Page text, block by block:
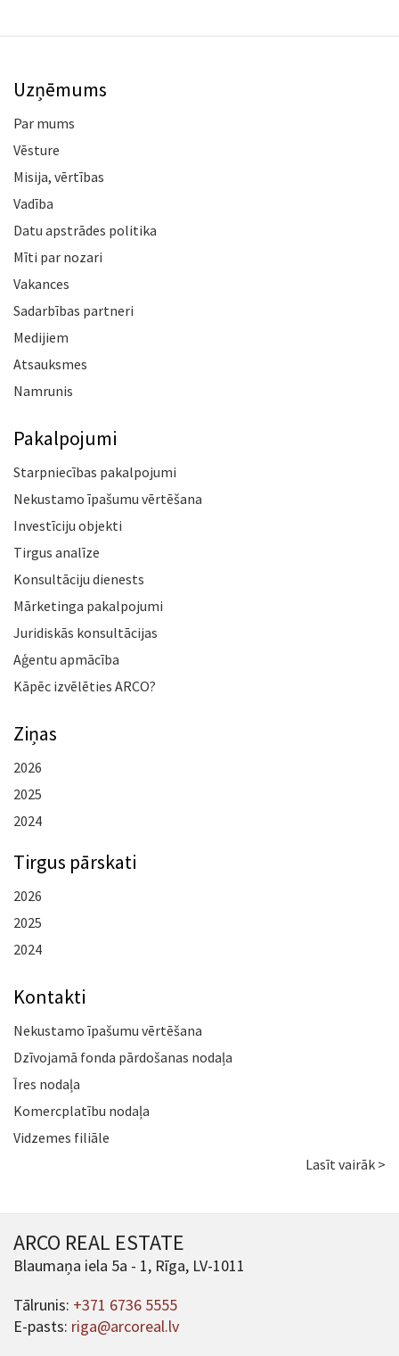
Uzņēmums
Par mums
Vēsture
Misija, vērtības
Vadība
Datu apstrādes politika
Mīti par nozari
Vakances
Sadarbības partneri
Medijiem
Atsauksmes
Namrunis
Pakalpojumi
Starpniecības pakalpojumi
Nekustamo īpašumu vērtēšana
Investīciju objekti
Tirgus analīze
Konsultāciju dienests
Mārketinga pakalpojumi
Juridiskās konsultācijas
Aģentu apmācība
Kāpēc izvēlēties ARCO?
Ziņas
2026
2025
2024
Tirgus pārskati
2026
2025
2024
Kontakti
Nekustamo īpašumu vērtēšana
Dzīvojamā fonda pārdošanas nodaļa
Īres nodaļa
Komercplatību nodaļa
Vidzemes filiāle
Lasīt vairāk >
ARCO REAL ESTATE
Blaumaņa iela 5a - 1, Rīga, LV-1011
Tālrunis: +371 6736 5555
E-pasts: riga@arcoreal.lv